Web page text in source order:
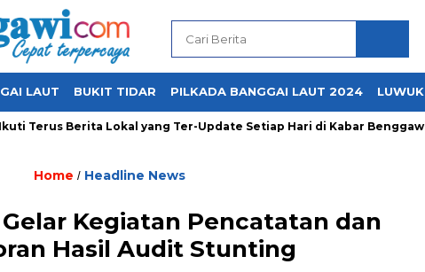
LAUT BUKIT TIDAR PILKADA BANGGAI LAUT 2024 LUWUK
Terus Berita Lokal yang Ter-Update Setiap Hari di Kabar Benggawi
Home / Headline News
Kegiatan Pencatatan dan
Hasil Audit Stunting